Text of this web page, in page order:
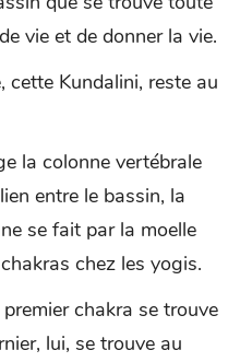
vie et de donner la vie.
cette Kundalini, reste au
la colonne vertébrale
entre le bassin, la
se fait par la moelle
chez les yogis.
chakra se trouve
lui, se trouve au